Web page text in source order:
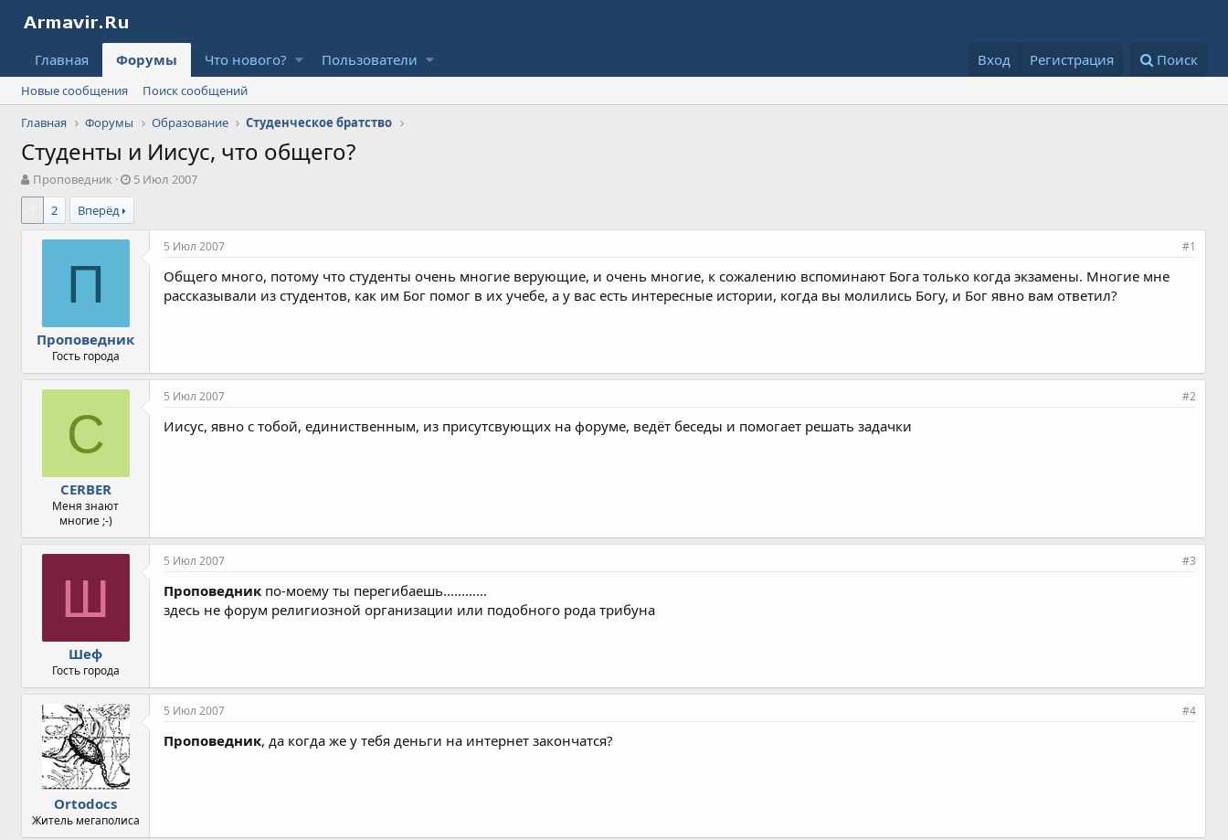
Главная Форумы Что нового? Пользователи Вход Регистрация Поиск
Новые сообщения
Поиск сообщений
Главная
Форумы Образование Студенческое братство
Студенты и Иисус, что общего?
А
в
о
Проповедник
Д
а
а
5 Июл 2007
2 Вперёд
П
Проповедник
Гость города
5 Июл 2007 #1
Общего много, потому что студенты очень многие верующие, и очень многие, к сожалению вспоминают Бога только когда экзамены. Многие мне
рассказывали из студентов, как им Бог помог в их учебе, а у вас есть интересные истории, когда вы молились Богу, и Бог явно вам ответил?
C
CERBER
Меня знают
многие ;-)
5 Июл 2007 #2
Иисус, явно с тобой, единиственным, из присутсвующих на форуме, ведёт беседы и помогает решать задачки
Ш
Шеф
Гость города
5 Июл 2007 #3
Проповедник по-моему ты перегибаешь............
здесь не форум религиозной организации или подобного рода трибуна
Ortodocs
Житель мегаполиса
5 Июл 2007 #4
Проповедник, да когда же у тебя деньги на интернет закончатся?